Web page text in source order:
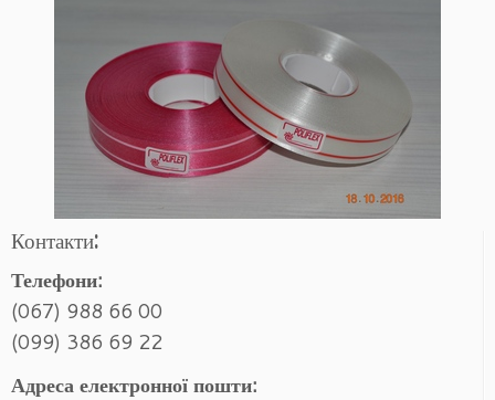
Контакти:
Телефони:
(067) 988 66 00
(099) 386 69 22
Адреса електронної пошти: